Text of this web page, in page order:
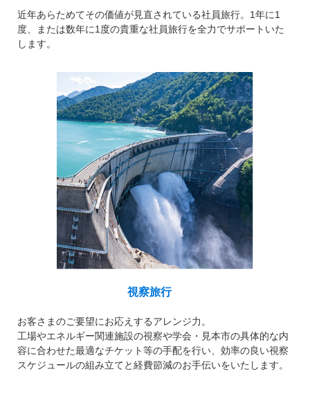
近年あらためてその価値が見直されている社員旅行。1年に1
度、または数年に1度の貴重な社員旅行を全力でサポートいた
します。
視察旅行
お客さまのご要望にお応えするアレンジ力。
工場やエネルギー関連施設の視察や学会・見本市の具体的な内
容に合わせた最適なチケット等の手配を行い、効率の良い視察
スケジュールの組み立てと経費節減のお手伝いをいたします。